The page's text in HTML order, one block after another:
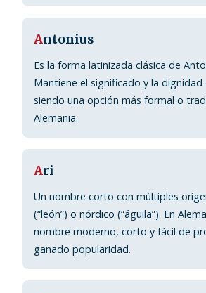
Antonius
Es la forma latinizada clásica de
Mantiene el significado y la
siendo una opción más formal o
Alemania.
Ari
Un nombre corto con múltiples
(“león”) o nórdico (“águila”). En
nombre moderno, corto y fácil de
ganado popularidad.